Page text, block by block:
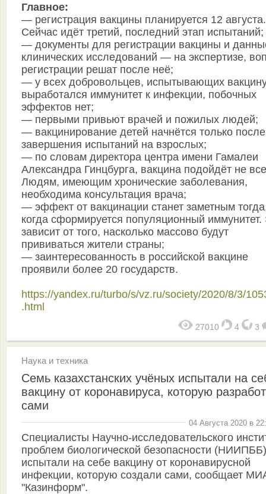
Главное:
— регистрация вакцины планируется 12 августа.
Сейчас идёт третий, последний этап испытаний;
— документы для регистрации вакцины и
клинических исследований — на экспертизе,
регистрации решат после неё;
— у всех добровольцев, испытывающих
выработался иммунитет к инфекции, побочных
эффектов нет;
— первыми привьют врачей и пожилых людей;
— вакцинирование детей начнётся только после
завершения испытаний на взрослых;
— по словам директора центра имени Гамалеи
Александра Гинцбурга, вакцина подойдёт не
Людям, имеющим хронические заболевания,
необходима консультация врача;
— эффект от вакцинации станет заметным
когда сформируется популяционный иммунитет.
зависит от того, насколько массово будут
прививаться жители страны;
— заинтересованность в российской вакцине
проявили более 20 государств.
https://yandex.ru/turbo/s/vz.ru/society/2020/8/3/
.html
27010 4 3
Наука и техника
Семь казахстанских учёных испытали на
вакцину от коронавируса, которую
сами
04 Августа 2020 в
Специалисты Научно-исследовательского
проблем биологической безопасности (НИИПББ)
испытали на себе вакцину от коронавирусной
инфекции, которую создали сами, сообщает
"Казинформ".